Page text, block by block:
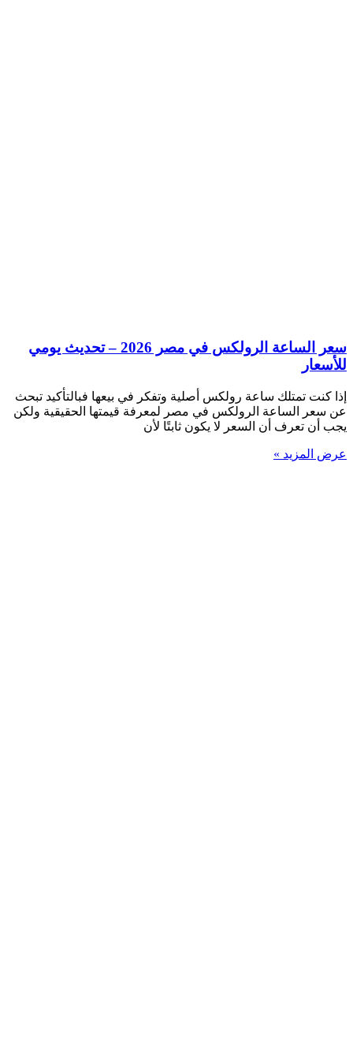
سعر الساعة الرولكس في مصر 2026 – تحديث يومي
للأسعار
إذا كنت تمتلك ساعة رولكس أصلية وتفكر في بيعها فبالتأكيد تبحث
عن سعر الساعة الرولكس في مصر لمعرفة قيمتها الحقيقية ولكن
يجب أن تعرف أن السعر لا يكون ثابتًا لأن
عرض المزيد »